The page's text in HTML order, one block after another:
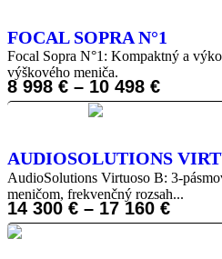
FOCAL SOPRA N°1
Focal Sopra N°1: Kompaktný a
výškového meniča.
8 998 € – 10 498 €
AUDIOSOLUTIONS
AudioSolutions Virtuoso B: 3-
meničom, frekvenčný rozsah...
14 300 € – 17 160 €